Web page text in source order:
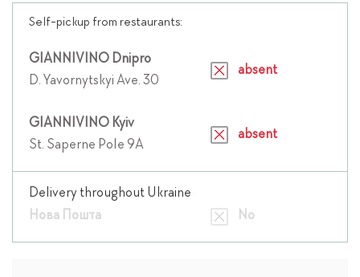
Self-pickup from restaurants:
GIANNIVINO Dnipro
D. Yavornytskyi Ave. 30
absent
GIANNIVINO Kyiv
St. Saperne Pole 9A
absent
Delivery throughout Ukraine
Нова Пошта
No